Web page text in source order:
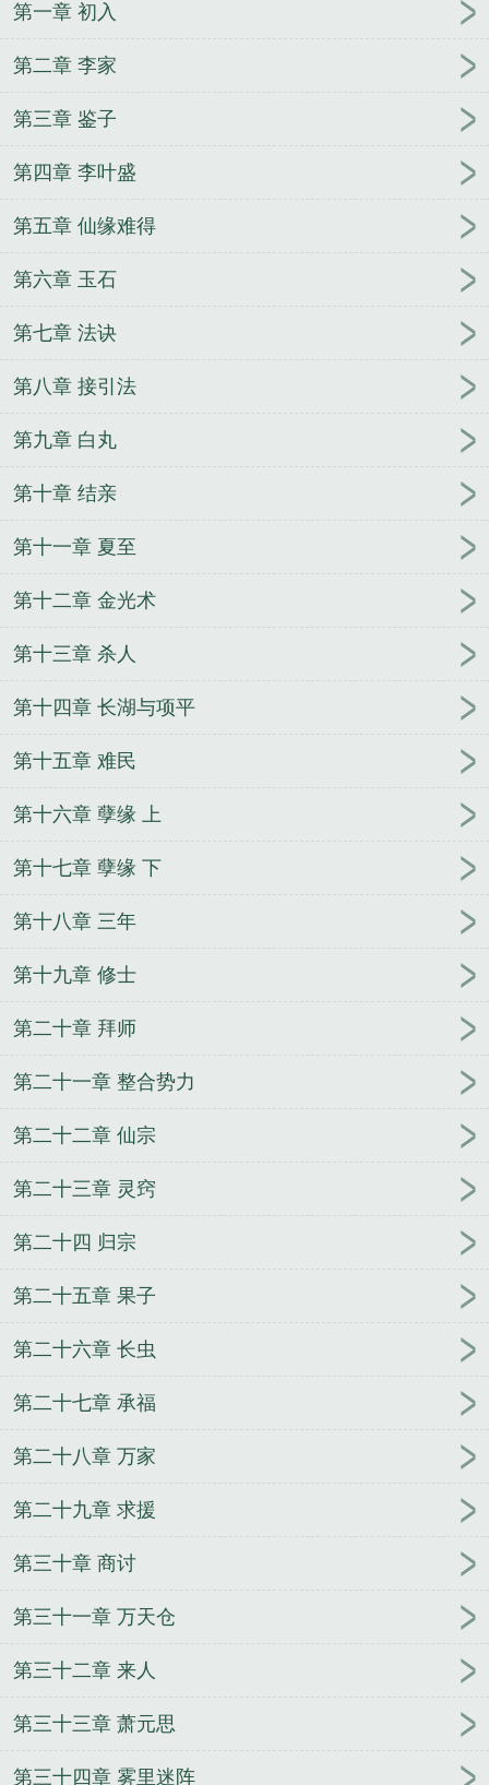
第一章 初入
第二章 李家
第三章 鉴子
第四章 李叶盛
第五章 仙缘难得
第六章 玉石
第七章 法诀
第八章 接引法
第九章 白丸
第十章 结亲
第十一章 夏至
第十二章 金光术
第十三章 杀人
第十四章 长湖与项平
第十五章 难民
第十六章 孽缘 上
第十七章 孽缘 下
第十八章 三年
第十九章 修士
第二十章 拜师
第二十一章 整合势力
第二十二章 仙宗
第二十三章 灵窍
第二十四 归宗
第二十五章 果子
第二十六章 长虫
第二十七章 承福
第二十八章 万家
第二十九章 求援
第三十章 商讨
第三十一章 万天仓
第三十二章 来人
第三十三章 萧元思
第三十四章 雾里迷阵